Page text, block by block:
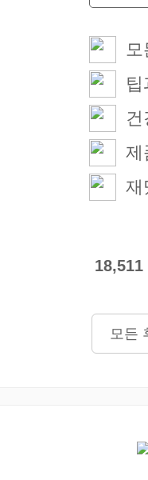
모
팁
건
제
재
18,511
모든